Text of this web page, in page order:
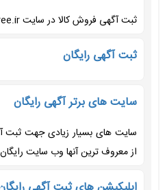
ثبت آگهی فروش کالا در سایت sellfree.ir
ثبت آگهی رایگان
سایت های برتر آگهی رایگان
سایت های بسیار زیادی جهت ثبت
از معروف ترین آنها وب سایت